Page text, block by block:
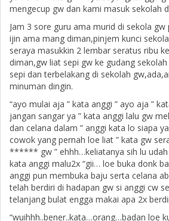
mengecup gw dan kami masuk sekolah
Jam 3 sore guru ama murid di sekola
ijin ama mang diman,pinjem kunci
seraya masukkin 2 lembar seratus ribu
diman,gw liat sepi gw ke gudang
sepi dan terbelakang di sekolah
minuman dingin.
“ayo mulai aja ” kata anggi ” ayo aja ”
jangan sangar ya ” kata anggi lalu gw
dan celana dalam ” anggi kata lo siapa
cowok yang pernah loe liat ” kata gw
****** gw ” ehhh…keliatanya sih lu udah
kata anggi malu2x “gii… loe buka donk
anggi pun membuka baju serta celana
telah berdiri di hadapan gw si anggi cw
telanjang bulat engga makai apa 2x
“wuihhh..bener..kata…orang…badan loe